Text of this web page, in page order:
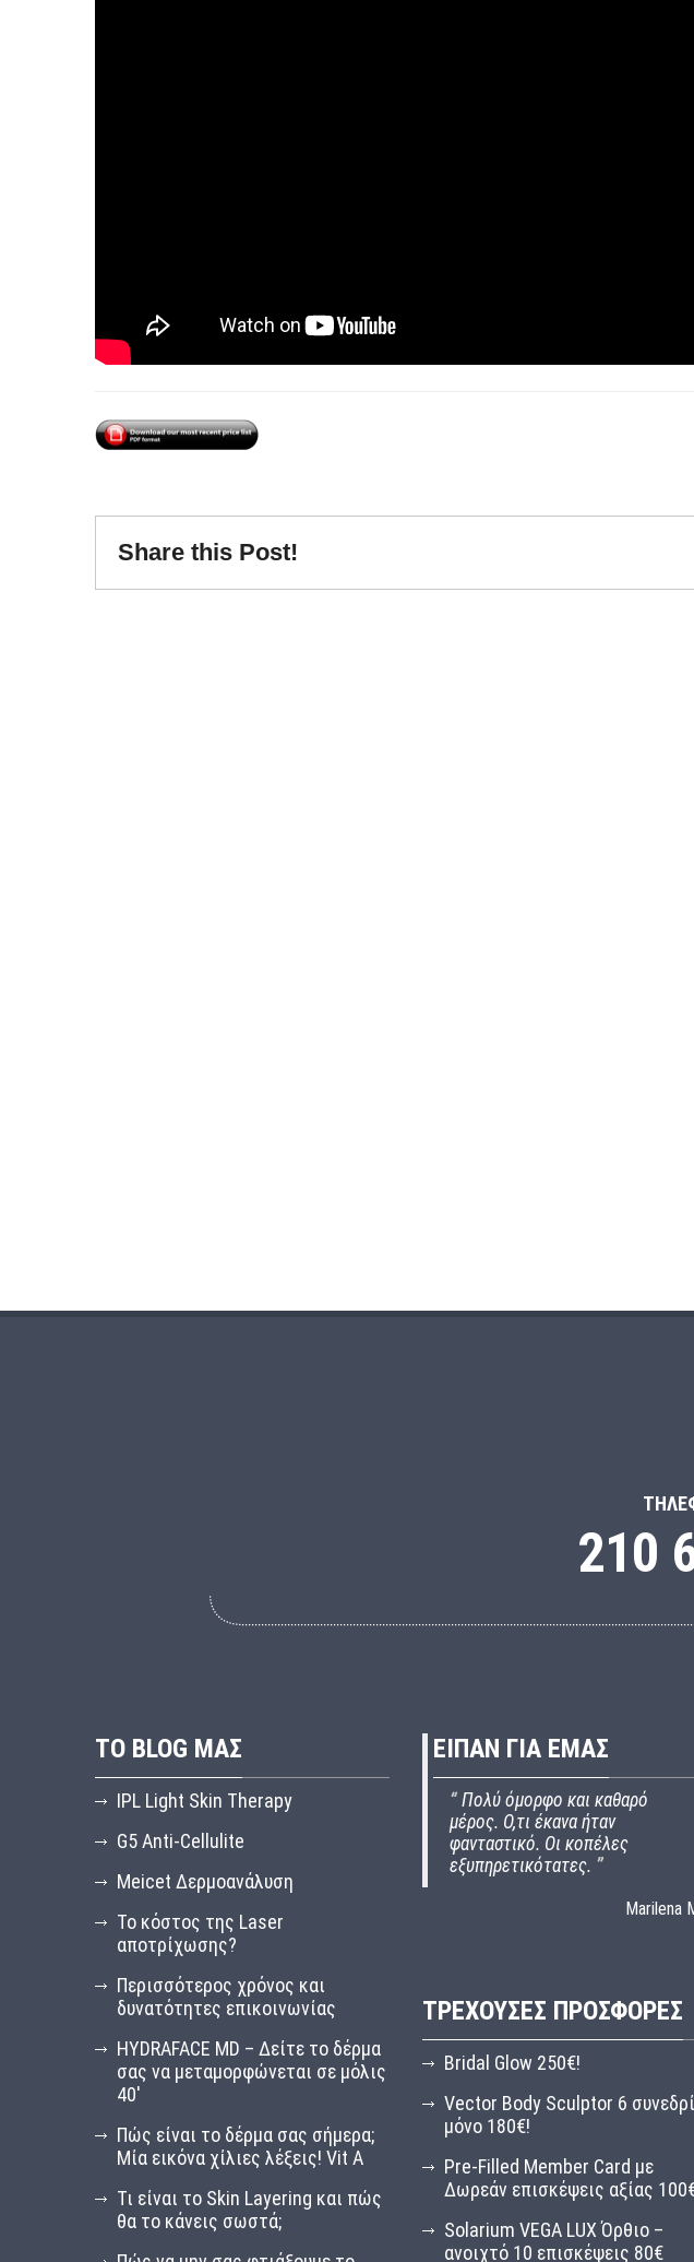
Share this Post!
210
ΤΟ BLOG ΜΑΣ
IPL Light Skin Therapy
G5 Anti-Cellulite
Meicet Δερμοανάλυση
Το κόστος της Laser
αποτρίχωσης?
Περισσότερος χρόνος και
δυνατότητες επικοινωνίας
HYDRAFACE MD – Δείτε το δέρμα
σας να μεταμορφώνεται σε μόλις
40′
Πώς είναι το δέρμα σας σήμερα;
Μία εικόνα χίλιες λέξεις! Vit A
Τι είναι το Skin Layering και πώς
θα το κάνεις σωστά;
ΕΙΠΑΝ ΓΙΑ ΕΜΑΣ
“ Πολύ όμορφο και καθαρό
μέρος. Ο,τι έκανα ήταν
φανταστικό. Οι κοπέλες
εξυπηρετικότατες. ”
Marilena
ΤΡΈΧΟΥΣΕΣ ΠΡΟΣΦΟΡΈΣ
Bridal Glow 250€!
Vector Body Sculptor 6
μόνο 180€!
Pre-Filled Member Card με
Δωρεάν επισκέψεις αξίας
Solarium VEGA LUX Όρθιο –
ανοιχτό 10 επισκέψεις 80€